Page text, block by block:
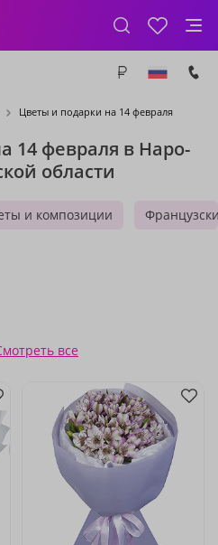
Цветы и подарки на 14 февраля
14 февраля в Наро-
области
и композиции
все